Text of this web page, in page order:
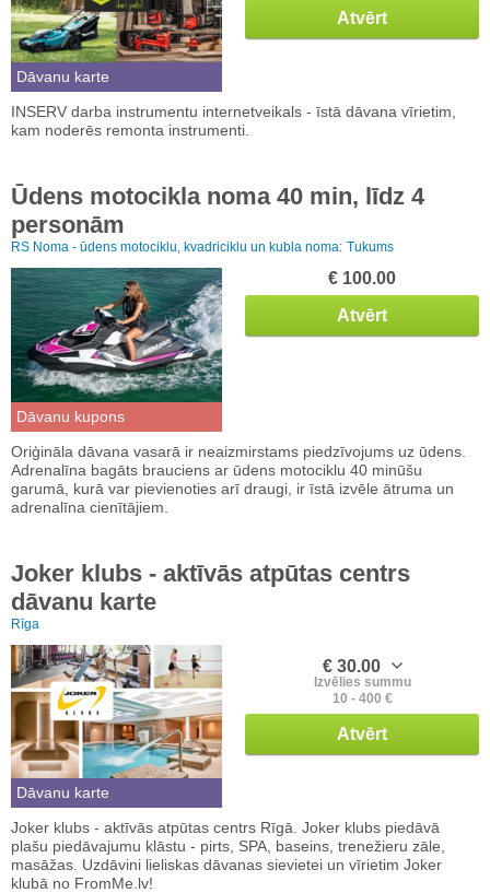
Dāvanu karte
Atvērt
INSERV darba instrumentu internetveikals - īstā dāvana vīrietim,
kam noderēs remonta instrumenti.
Ūdens motocikla noma 40 min, līdz 4
personām
RS Noma - ūdens motociklu, kvadriciklu un kubla noma: Tukums
Dāvanu kupons
€ 100.00
Atvērt
Oriģināla dāvana vasarā ir neaizmirstams piedzīvojums uz ūdens.
Adrenalīna bagāts brauciens ar ūdens motociklu 40 minūšu
garumā, kurā var pievienoties arī draugi, ir īstā izvēle ātruma un
adrenalīna cienītājiem.
Joker klubs - aktīvās atpūtas centrs
dāvanu karte
Rīga
Dāvanu karte
€ 30.00
Izvēlies summu
10 - 400 €
Atvērt
Joker klubs - aktīvās atpūtas centrs Rīgā. Joker klubs piedāvā
plašu piedāvajumu klāstu - pirts, SPA, baseins, trenežieru zāle,
masāžas. Uzdāvini lieliskas dāvanas sievietei un vīrietim Joker
klubā no FromMe.lv!